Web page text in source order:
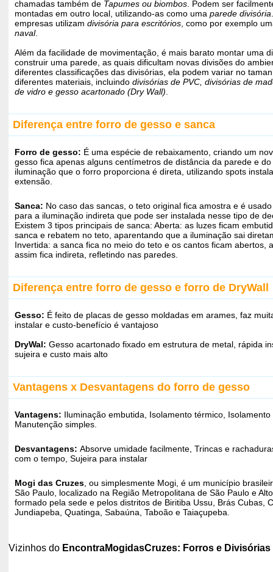
chamadas também de Tapumes ou biombos . Podem ser
montadas em outro local, utilizando-as como umaparede divisória
empresas utilizamdivisória para escritórios , como por exemplo
naval.
Além da facilidade de movimentação, é mais barato montar uma
construir uma parede, as quais dificultam novas divisões do
diferentes classificações das divisórias, ela podem variar no
diferentes materiais, incluindodivisórias de PVC, divisórias de
de vidro e gesso acartonado (Dry Wall)
Diferença entre forro de gesso e sanca
Forro de gesso: É uma espécie de rebaixamento, criando um
gesso fica apenas alguns centímetros de distância da parede e do
iluminação que o forro proporciona é direta, utilizando spots
extensão.
Sanca: No caso das sancas, o teto original fica amostra e é
para a iluminação indireta que pode ser instalada nesse tipo de
Existem 3 tipos principais de sanca: Aberta: as luzes ficam
sanca e rebatem no teto, aparentando que a iluminação sai
Invertida: a sanca fica no meio do teto e os cantos ficam abertos,
assim fica indireta, refletindo nas paredes.
Diferença entre forro de gesso e forro de DryWall
Gesso: É feito de placas de gesso moldadas em arames, faz
instalar e custo-benefício é vantajoso
DryWal:Gesso acartonado fixado em estrutura de metal, rápida
sujeira e custo mais alto
Vantagens x Desvantagens do forro de gesso
Vantagens: Iluminação embutida, Isolamento térmico, Isolamento
Manutenção simples.
Desvantagens:Absorve umidade facilmente, Trincas e
com o tempo, Sujeira para instalar
Mogi das Cruzes , ou simplesmente Mogi, é um município
São Paulo, localizado na Região Metropolitana de São Paulo e
formado pela sede e pelos distritos de Biritiba Ussu, Brás Cubas,
Jundiapeba, Quatinga, Sabaúna, Taboão e Taiaçupeba.
Vizinhos do EncontraMogidasCruzes: Forros e Divisórias